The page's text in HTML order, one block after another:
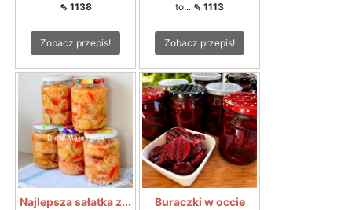
⇖ 1138
Zobacz przepis!
to... ⇖ 1113
Zobacz przepis!
Najlepsza sałatka z...
Buraczki w occie